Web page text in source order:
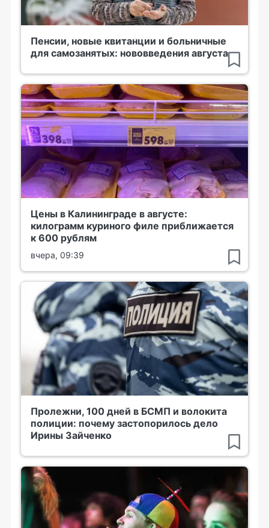
Пенсии, новые квитанции и больничные
для самозанятых: нововведения августа
Цены в Калининграде в августе:
килограмм куриного филе приближается
к 600 рублям
вчера, 09:39
Пролежни, 100 дней в БСМП и волокита
полиции: почему застопорилось дело
Ирины Зайченко